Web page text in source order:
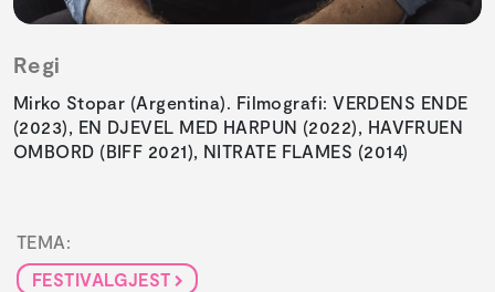
Regi
Mirko Stopar (Argentina). Filmografi: VERDENS ENDE
(2023), EN DJEVEL MED HARPUN (2022), HAVFRUEN
OMBORD (BIFF 2021), NITRATE FLAMES (2014)
TEMA:
FESTIVALGJEST